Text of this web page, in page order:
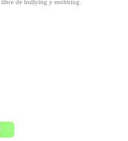
de bullying y mobbing.